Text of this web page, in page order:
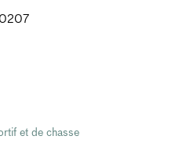
et de chasse